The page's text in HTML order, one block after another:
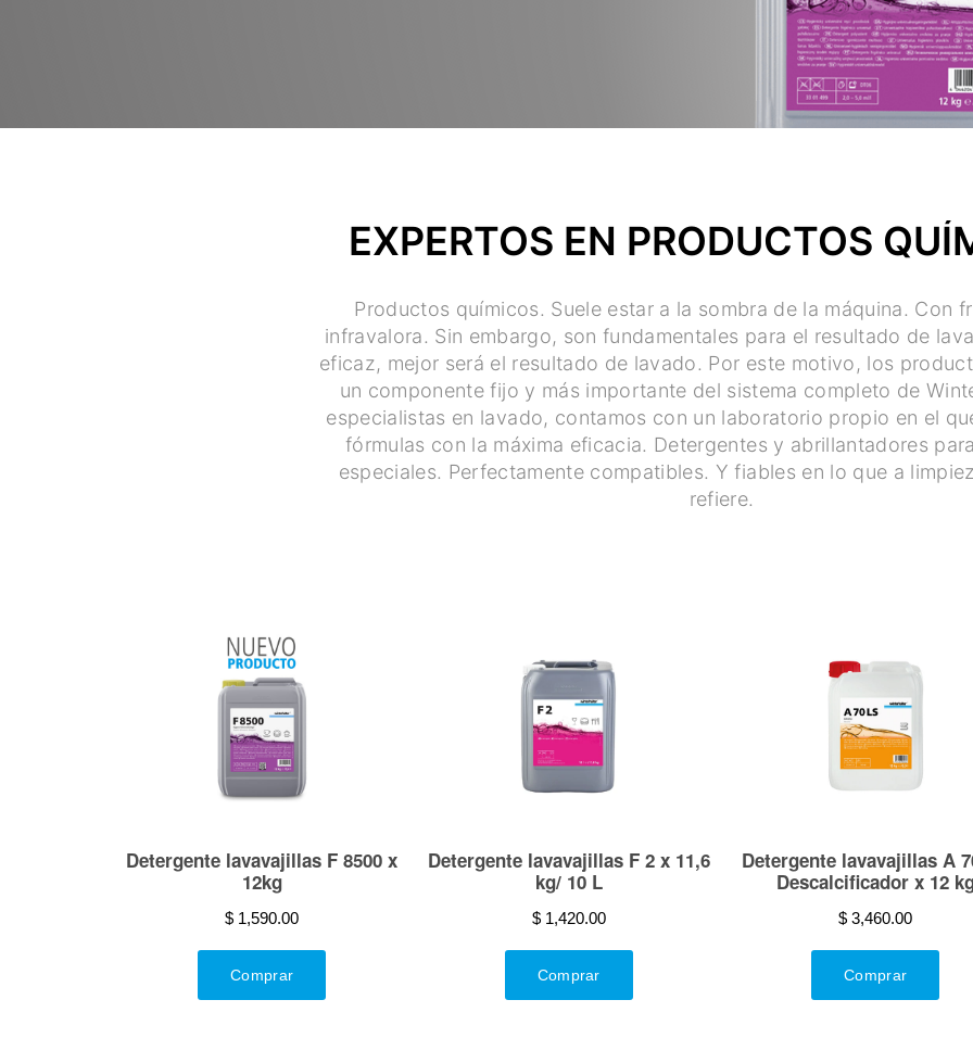
EXPERTOS EN PRODUCTOS
Productos químicos. Suele estar a la sombra de la máquina. Con
infravalora. Sin embargo, son fundamentales para el resultado de
eficaz, mejor será el resultado de lavado. Por este motivo, los
un componente fijo y más importante del sistema completo de
especialistas en lavado, contamos con un laboratorio propio en el
fórmulas con la máxima eficacia. Detergentes y abrillantadores
especiales. Perfectamente compatibles. Y fiables en lo que a
refiere.